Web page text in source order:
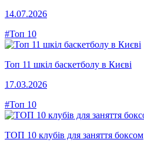
14.07.2026
#Топ 10
Топ 11 шкіл баскетболу в Києві
17.03.2026
#Топ 10
ТОП 10 клубів для заняття боксом